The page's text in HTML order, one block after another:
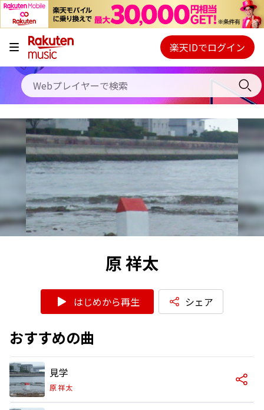
キャンペーン
料金プラン
使い方
初回30日間無料お試し
Webプレイヤー
ご契約内容の確認・変更
楽天IDでログイン
原 祥太
はじめから再生 シェア
おすすめの曲
見学
原 祥太